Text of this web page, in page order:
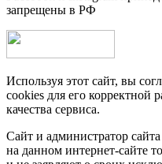
запрещены в РФ
Используя этот сайт, вы
cookies для его
качества сервиса.
Сайт и администратор
на данном интернет-сайте